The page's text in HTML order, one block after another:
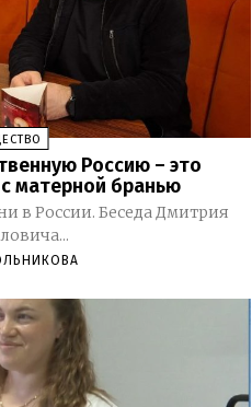
Россию – это
матерной бранью
в России. Беседа Дмитрия